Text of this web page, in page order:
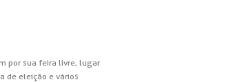
por sua feira livre, lugar
de eleição e vários